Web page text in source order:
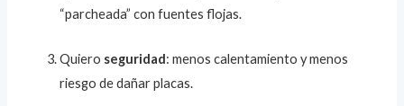
“parcheada” con fuentes flojas.
Quiero seguridad: menos calentamiento y menos
riesgo de dañar placas.